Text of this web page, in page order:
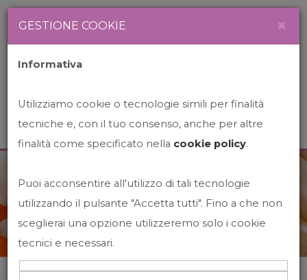
News&Events
Home News&events
GESTIONE COOKIE ×
Informativa
Utilizziamo cookie o tecnologie simili per finalità
tecniche e, con il tuo consenso, anche per altre
finalità come specificato nella cookie policy.
Puoi acconsentire all'utilizzo di tali tecnologie
utilizzando il pulsante "Accetta tutti". Fino a che non
sceglierai una opzione utilizzeremo solo i cookie
tecnici e necessari.